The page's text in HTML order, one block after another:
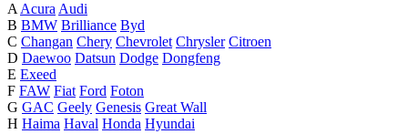
A Acura Audi
B BMW Brilliance Byd
C Changan Chery Chevrolet Chrysler Citroen
D Daewoo Datsun Dodge Dongfeng
E Exeed
F FAW Fiat Ford Foton
G GAC Geely Genesis Great Wall
H Haima Haval Honda Hyundai